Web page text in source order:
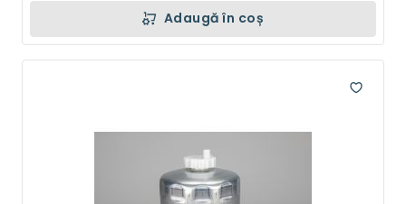
Adaugă în coș